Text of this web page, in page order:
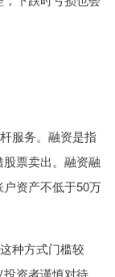
服务。融资是指
票卖出。融资融
资产不低于50万
种方式门槛较
资者谨慎对待。